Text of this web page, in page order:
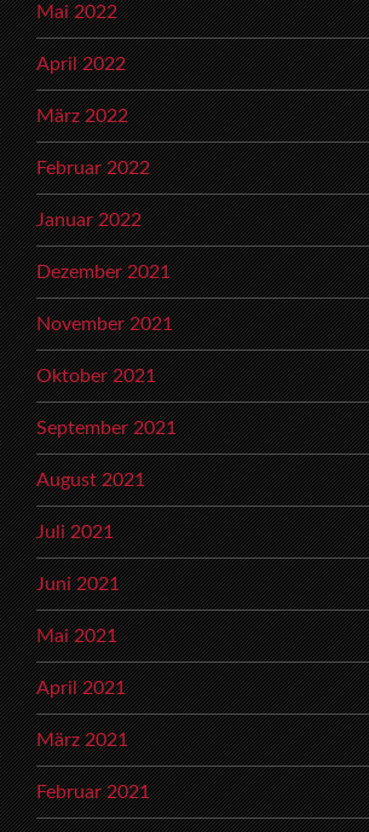
Mai 2022
April 2022
März 2022
Februar 2022
Januar 2022
Dezember 2021
November 2021
Oktober 2021
September 2021
August 2021
Juli 2021
Juni 2021
Mai 2021
April 2021
März 2021
Februar 2021